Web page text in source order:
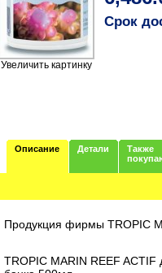
Увеличить картинку
Срок
Описание Детали
Также
Продукция фирмы TROPIC
TROPIC MARIN REEF ACTIF